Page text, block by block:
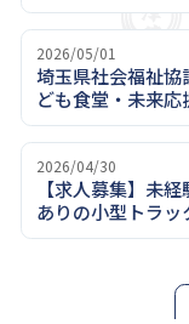
2026/05/01
埼玉県社会福祉
ども食堂・未来
2026/04/30
【求人募集】未
ありの小型トラッ